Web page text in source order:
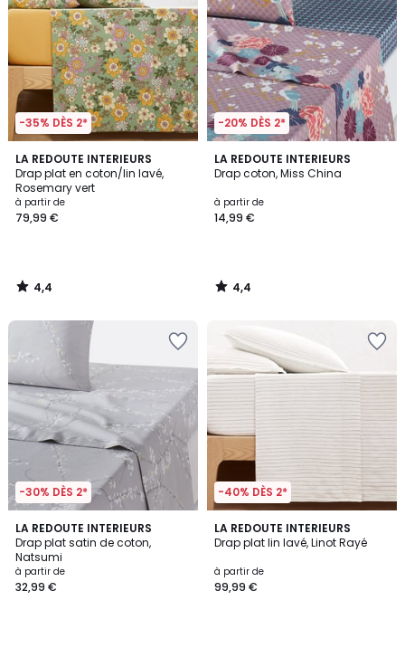
-35% DÈS 2*
LA REDOUTE INTERIEURS
Drap plat en coton/lin lavé,
Rosemary vert
à partir de
79,99 €
4,4
/ 5
4,4
/
-20% DÈS 2*
LA REDOUTE INTERIEURS
Drap coton, Miss China
à partir de
14,99 €
4,4
/ 5
4,4
/
-30% DÈS 2*
LA REDOUTE INTERIEURS
Drap plat satin de coton,
Natsumi
à partir de
32,99 €
4,4
/ 5
-40% DÈS 2*
LA REDOUTE INTERIEURS
Drap plat lin lavé, Linot Rayé
à partir de
99,99 €
4,4
/ 5
3
Couleurs